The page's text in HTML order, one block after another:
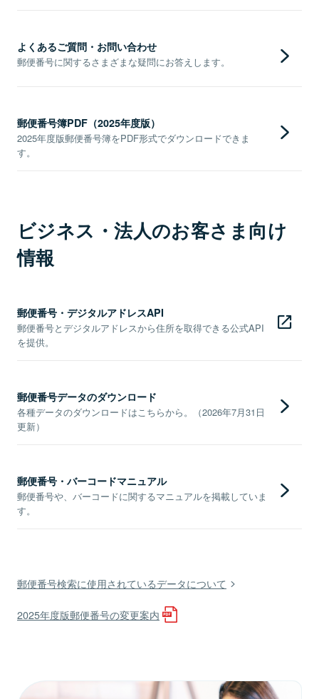
よくあるご質問・お問い合わせ
郵便番号に関するさまざまな疑問にお答えします。
郵便番号簿PDF（2025年度版）
2025年度版郵便番号簿をPDF形式でダウンロードできま
す。
ビジネス・法人のお客さま向け
情報
郵便番号・デジタルアドレスAPI
郵便番号とデジタルアドレスから住所を取得できる公式API
を提供。
郵便番号データのダウンロード
各種データのダウンロードはこちらから。（2026年7月31日
更新）
郵便番号・バーコードマニュアル
郵便番号や、バーコードに関するマニュアルを掲載していま
す。
郵便番号検索に使用されているデータについて
2025年度版郵便番号の変更案内